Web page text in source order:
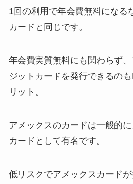
1回の利用で年会費無料になる
カードと同じです。
年会費実質無料にも関わらず
ジットカードを発行できるの
リット。
アメックスのカードは一般的
カードとして有名です。
低リスクでアメックスカード